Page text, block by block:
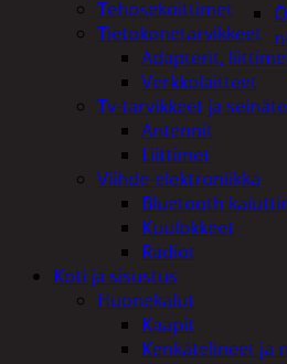
Tehosekoittimet
Tietokonetarvikkeet
Adapterit,
Verkkolaitteet
Tv-tarvikkeet ja
Antennit
Liittimet
Viihde-elektroniikka
Bluetooth
Kuulokkeet
Radiot
Koti ja sisustus
Huonekalut
Kaapit
Kenkätelineet ja